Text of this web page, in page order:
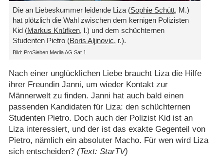
Die an Liebeskummer leidende Liza (Sophie Schütt, M.)
hat plötzlich die Wahl zwischen dem kernigen Polizisten
Kid (Markus Knüfken, l.) und dem schüchternen
Studenten Pietro (Boris Aljinovic, r.).
Bild: ProSieben Media AG Sat.1
Nach einer unglücklichen Liebe braucht Liza die Hilfe
ihrer Freundin Janni, um wieder Kontakt zur
Männerwelt zu finden. Janni hat auch bald einen
passenden Kandidaten für Liza: den schüchternen
Studenten Pietro. Doch auch der Polizist Kid ist an
Liza interessiert, und der ist das exakte Gegenteil von
Pietro, nämlich ein absoluter Macho. Für wen wird Liza
sich entscheiden? (Text: StarTV)